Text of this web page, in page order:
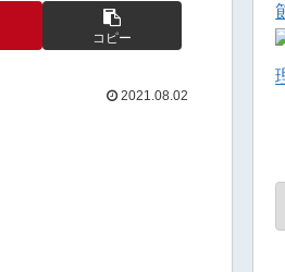
コピー
2021.08.02